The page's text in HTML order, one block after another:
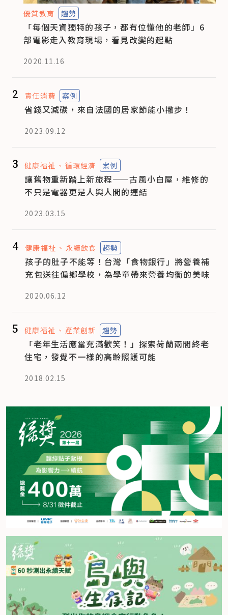
優質教育 趨勢
「每個天資獨特的孩子，都有位懂他的老師」6
部電影走入教育現場，看見改變的起點
2020.11.16
2 責任消費 案例
省錢又減碳，來自法國的居家節能小撇步！
2023.09.12
3 健康福祉 循環經濟 案例
讓舊物重新踏上新旅程——古風小白屋，維修的
不只是電器更是人與人間的連結
2023.03.15
4 健康福祉 永續飲食 趨勢
孩子的肚子不能等！台灣「食物銀行」將營養補
充包送往偏鄉學校，為學童帶來營養均衡的美味
2020.06.12
5 健康福祉 產業創新 趨勢
「老年生活應當充滿歡笑！」探索荷蘭兩間終老
住宅，發覺不一樣的高齡照護可能
2018.02.15